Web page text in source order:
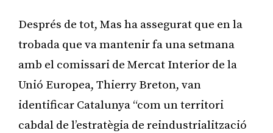
Després de tot, Mas ha assegurat que en la
trobada que va mantenir fa una setmana
amb el comissari de Mercat Interior de la
Unió Europea, Thierry Breton, van
identificar Catalunya “com un territori
cabdal de l’estratègia de reindustrialització